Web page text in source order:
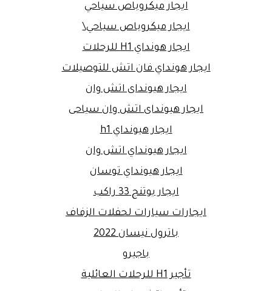
ايجار ميكروباص سياحي
ايجار ميكروباص سياحي\
ايجار هونداي H1 للرحلات
ايجار هونداي فان اتش للتوصيلات
ايجار هيونداى اتش وان
ايجار هيونداى اتش وان سياحى
ايجار هيونداي h1
ايجار هيونداي اتش وان
ايجار هيونداي توسان
ايجار يوتنج 33 راكب
ايجارات سيارات لحفلات الزفاف
باترول نيسان 2022
باجيرو
تأجير H1 للرحلات العائلية